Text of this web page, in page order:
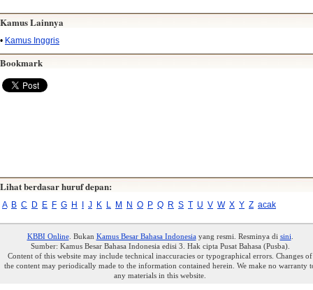
Kamus Lainnya
• Kamus Inggris
Bookmark
Lihat berdasar huruf depan:
A B C D E F G H I J K L M N O P Q R S T U V W X Y Z acak
KBBI Online. Bukan Kamus Besar Bahasa Indonesiayang resmi. Resminya di sini
Sumber: Kamus Besar Bahasa Indonesia edisi 3. Hak cipta Pusat Bahasa (Pusba).
Content of this website may include technical inaccuracies or typographical errors. Changes of
the content may periodically made to the information contained herein. We make no warranty
any materials in this website.